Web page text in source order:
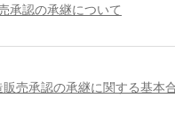
承認の承継について
売承認の承継に関する基本